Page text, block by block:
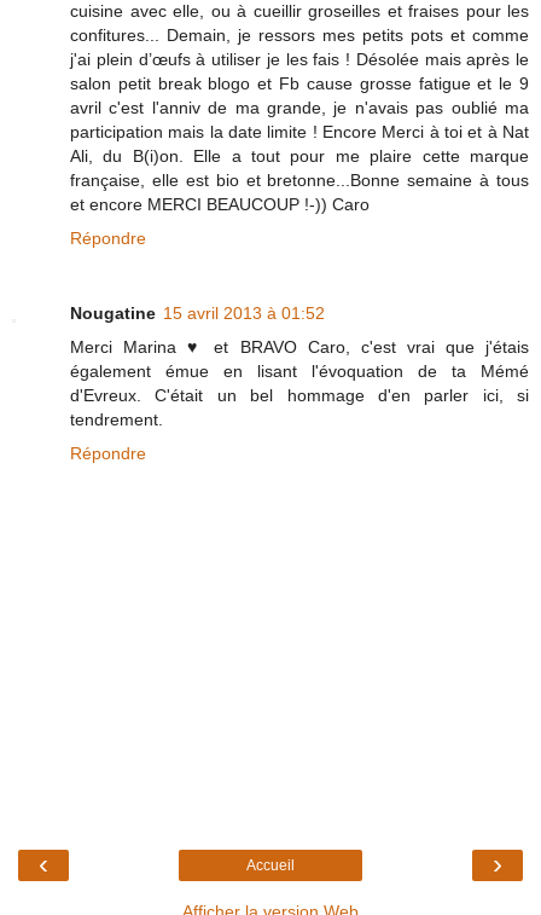
cuisine avec elle, ou à cueillir groseilles et fraises pour les
confitures... Demain, je ressors mes petits pots et comme
j'ai plein d’œufs à utiliser je les fais ! Désolée mais après le
salon petit break blogo et Fb cause grosse fatigue et le 9
avril c'est l'anniv de ma grande, je n'avais pas oublié ma
participation mais la date limite ! Encore Merci à toi et à Nat
Ali, du B(i)on. Elle a tout pour me plaire cette marque
française, elle est bio et bretonne...Bonne semaine à tous
et encore MERCI BEAUCOUP !-)) Caro
Répondre
Nougatine 15 avril 2013 à 01:52
Merci Marina ♥ et BRAVO Caro, c'est vrai que j'étais
également émue en lisant l'évoquation de ta Mémé
d'Evreux. C'était un bel hommage d'en parler ici, si
tendrement.
Répondre
‹ ›
Accueil